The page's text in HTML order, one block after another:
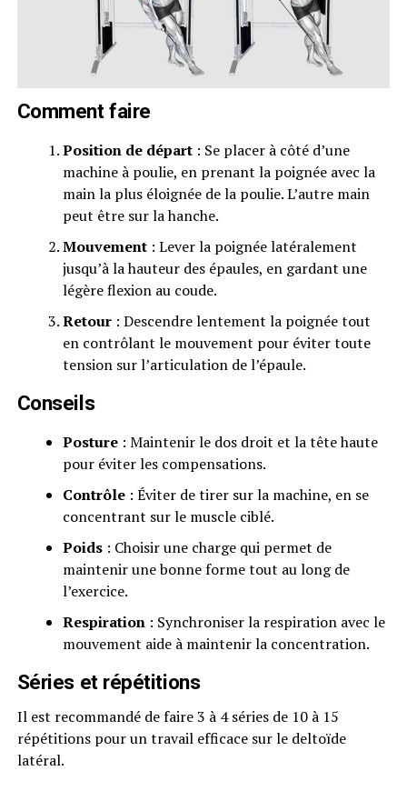
Comment faire
Position de départ: Se placer à côté d’une
machine à poulie, en prenant la poignée avec la
main la plus éloignée de la poulie. L’autre main
peut être sur la hanche.
Mouvement: Lever la poignée latéralement
jusqu’à la hauteur des épaules, en gardant une
légère flexion au coude.
Retour: Descendre lentement la poignée tout
en contrôlant le mouvement pour éviter toute
tension sur l’articulation de l’épaule.
Conseils
Posture: Maintenir le dos droit et la tête haute
pour éviter les compensations.
Contrôle: Éviter de tirer sur la machine, en se
concentrant sur le muscle ciblé.
Poids: Choisir une charge qui permet de
maintenir une bonne forme tout au long de
l’exercice.
Respiration: Synchroniser la respiration avec le
mouvement aide à maintenir la concentration.
Séries et répétitions
Il est recommandé de faire 3 à 4 séries de 10 à 15
répétitions pour un travail efficace sur le deltoïde
latéral.